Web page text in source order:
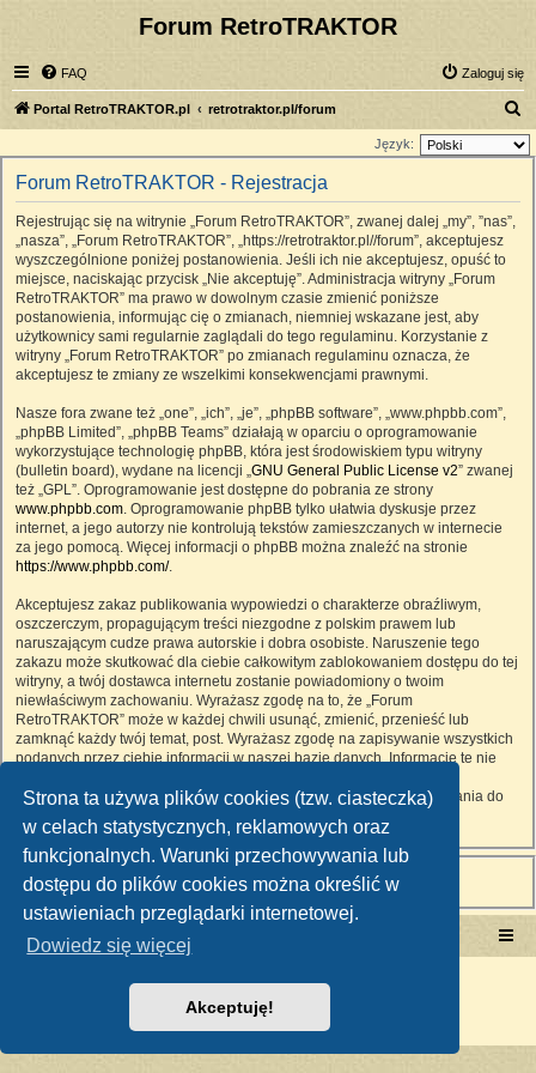
Strona ta używa plików cookies (tzw. ciasteczka)
w celach statystycznych, reklamowych oraz
funkcjonalnych. Warunki przechowywania lub
dostępu do plików cookies można określić w
ustawieniach przeglądarki internetowej.
Dowiedz się więcej
Akceptuję!
Forum RetroTRAKTOR
FAQ Zaloguj się
Portal RetroTRAKTOR.pl retrotraktor.pl/forum
z
Język:
Forum RetroTRAKTOR - Rejestracja
Rejestrując się na witrynie „Forum RetroTRAKTOR”, zwanej dalej „my”, ”nas”,
„nasza”, „Forum RetroTRAKTOR”, „https://retrotraktor.pl//forum”, akceptujesz
wyszczególnione poniżej postanowienia. Jeśli ich nie akceptujesz, opuść to
miejsce, naciskając przycisk „Nie akceptuję”. Administracja witryny „Forum
RetroTRAKTOR” ma prawo w dowolnym czasie zmienić poniższe
postanowienia, informując cię o zmianach, niemniej wskazane jest, aby
użytkownicy sami regularnie zaglądali do tego regulaminu. Korzystanie z
witryny „Forum RetroTRAKTOR” po zmianach regulaminu oznacza, że
akceptujesz te zmiany ze wszelkimi konsekwencjami prawnymi.
Nasze fora zwane też „one”, „ich”, „je”, „phpBB software”, „www.phpbb.com”,
„phpBB Limited”, „phpBB Teams” działają w oparciu o oprogramowanie
wykorzystujące technologię phpBB, która jest środowiskiem typu witryny
(bulletin board), wydane na licencji „GNU General Public License v2” zwanej
też „GPL”. Oprogramowanie jest dostępne do pobrania ze strony
www.phpbb.com. Oprogramowanie phpBB tylko ułatwia dyskusje przez
internet, a jego autorzy nie kontrolują tekstów zamieszczanych w internecie
za jego pomocą. Więcej informacji o phpBB można znaleźć na stronie
https://www.phpbb.com/.
Akceptujesz zakaz publikowania wypowiedzi o charakterze obraźliwym,
oszczerczym, propagującym treści niezgodne z polskim prawem lub
naruszającym cudze prawa autorskie i dobra osobiste. Naruszenie tego
zakazu może skutkować dla ciebie całkowitym zablokowaniem dostępu do tej
witryny, a twój dostawca internetu zostanie powiadomiony o twoim
niewłaściwym zachowaniu. Wyrażasz zgodę na to, że „Forum
RetroTRAKTOR” może w każdej chwili usunąć, zmienić, przenieść lub
zamknąć każdy twój temat, post. Wyrażasz zgodę na zapisywanie wszystkich
podanych przez ciebie informacji w naszej bazie danych. Informacje te nie
RetroTRAKTOR”, ani phpBB nie ponosi odpowiedzialności za włamania do
witryny, podczas których może dojść do kradzieży danych.
Portal RetroTRAKTOR.pl
Polski pakiet językowy dostarcza